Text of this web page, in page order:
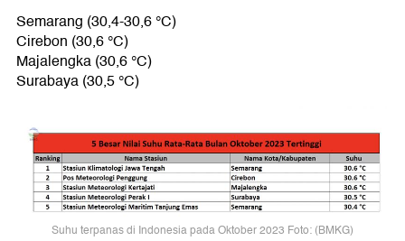
Semarang (30,4-30,6 °C)
Cirebon (30,6 °C)
Majalengka (30,6 °C)
Surabaya (30,5 °C)
Suhu terpanas di Indonesia pada Oktober 2023 Foto: (BMKG)